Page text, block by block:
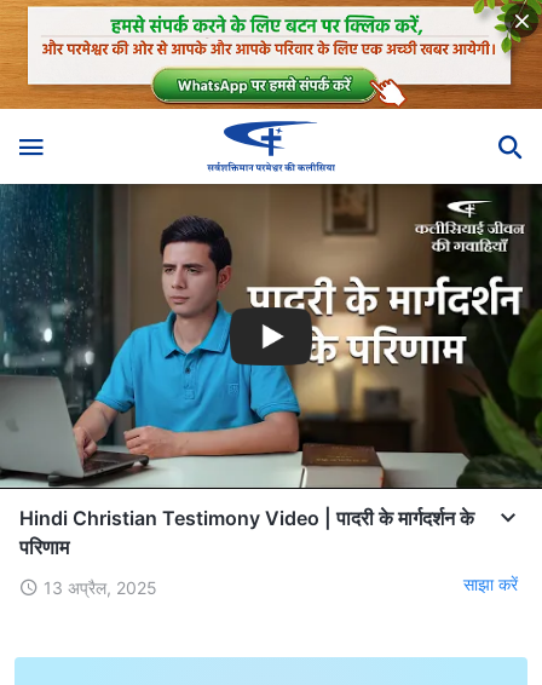
Hindi Christian Testimony Video | पादरी के मार्गदर्शन के
परिणाम
13 अप्रैल, 2025 साझा करें